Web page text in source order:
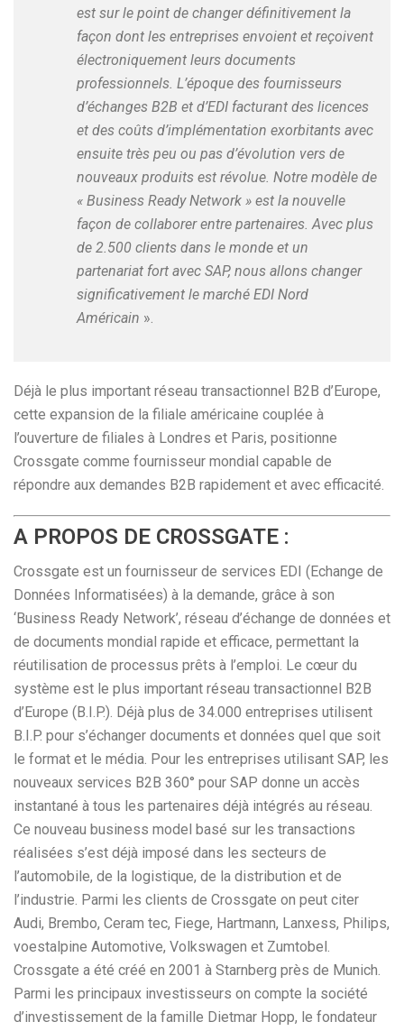
est sur le point de changer définitivement la
façon dont les entreprises envoient et reçoivent
électroniquement leurs documents
professionnels. L’époque des fournisseurs
d’échanges B2B et d’EDI facturant des licences
et des coûts d’implémentation exorbitants avec
ensuite très peu ou pas d’évolution vers de
nouveaux produits est révolue. Notre modèle de
« Business Ready Network » est la nouvelle
façon de collaborer entre partenaires. Avec plus
de 2.500 clients dans le monde et un
partenariat fort avec SAP, nous allons changer
significativement le marché EDI Nord
Américain ».
Déjà le plus important réseau transactionnel B2B d’Europe,
cette expansion de la filiale américaine couplée à
l’ouverture de filiales à Londres et Paris, positionne
Crossgate comme fournisseur mondial capable de
répondre aux demandes B2B rapidement et avec efficacité.
A PROPOS DE CROSSGATE :
Crossgate est un fournisseur de services EDI (Echange de
Données Informatisées) à la demande, grâce à son
‘Business Ready Network’, réseau d’échange de données et
de documents mondial rapide et efficace, permettant la
réutilisation de processus prêts à l’emploi. Le cœur du
système est le plus important réseau transactionnel B2B
d’Europe (B.I.P.). Déjà plus de 34.000 entreprises utilisent
B.I.P. pour s’échanger documents et données quel que soit
le format et le média. Pour les entreprises utilisant SAP, les
nouveaux services B2B 360° pour SAP donne un accès
instantané à tous les partenaires déjà intégrés au réseau.
Ce nouveau business model basé sur les transactions
réalisées s’est déjà imposé dans les secteurs de
l’automobile, de la logistique, de la distribution et de
l’industrie. Parmi les clients de Crossgate on peut citer
Audi, Brembo, Ceram tec, Fiege, Hartmann, Lanxess, Philips,
voestalpine Automotive, Volkswagen et Zumtobel.
Crossgate a été créé en 2001 à Starnberg près de Munich.
Parmi les principaux investisseurs on compte la société
d’investissement de la famille Dietmar Hopp, le fondateur